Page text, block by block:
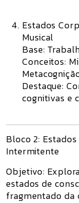
Estados
Musical
Base:
Conceitos:
Destaque:
cognitivas e
Bloco 2:
Intermitente
Objetivo:
estados de
fragmentado da